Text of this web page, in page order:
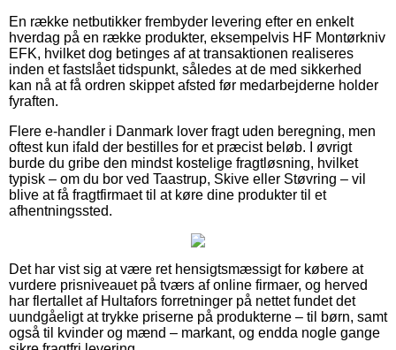
En række netbutikker frembyder levering efter en enkelt
hverdag på en række produkter, eksempelvis HF Montørkniv
EFK, hvilket dog betinges af at transaktionen realiseres
inden et fastslået tidspunkt, således at de med sikkerhed
kan nå at få ordren skippet afsted før medarbejderne holder
fyraften.
Flere e-handler i Danmark lover fragt uden beregning, men
oftest kun ifald der bestilles for et præcist beløb. I øvrigt
burde du gribe den mindst kostelige fragtløsning, hvilket
typisk – om du bor ved Taastrup, Skive eller Støvring – vil
blive at få fragtfirmaet til at køre dine produkter til et
afhentningssted.
Det har vist sig at være ret hensigtsmæssigt for købere at
vurdere prisniveauet på tværs af online firmaer, og herved
har flertallet af Hultafors forretninger på nettet fundet det
uundgåeligt at trykke priserne på produkterne – til børn, samt
også til kvinder og mænd – markant, og endda nogle gange